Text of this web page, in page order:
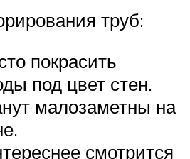
труб:
покрасить
под цвет стен.
малозаметны на
смотрится